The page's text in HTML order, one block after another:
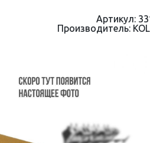
Артикул:
Производитель: